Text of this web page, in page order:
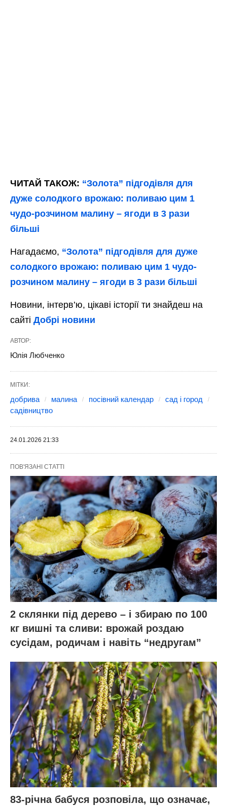
ЧИТАЙ ТАКОЖ: “Золота” підгодівля для
дуже солодкого врожаю: поливаю цим 1
чудо-розчином малину – ягоди в 3 рази
більші
Нагадаємо, “Золота” підгодівля для дуже
солодкого врожаю: поливаю цим 1 чудо-
розчином малину – ягоди в 3 рази більші
Новини, інтерв’ю, цікаві історії ти знайдеш на
сайті Добрі новини
АВТОР:
Юлія Любченко
МІТКИ:
добрива малина посівний календар
сад і город
садівництво
24.01.2026 21:33
ПОВ'ЯЗАНІ СТАТТІ
2 склянки під дерево – і збираю по 100
кг вишні та сливи: врожай роздаю
сусідам, родичам і навіть “недругам”
83-річна бабуся розповіла, що означає,